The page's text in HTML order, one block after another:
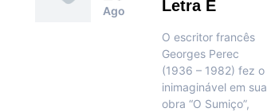
Ago
Letra E
O escritor francês
Georges Perec
(1936 – 1982) fez o
inimaginável em sua
obra “O Sumiço”,